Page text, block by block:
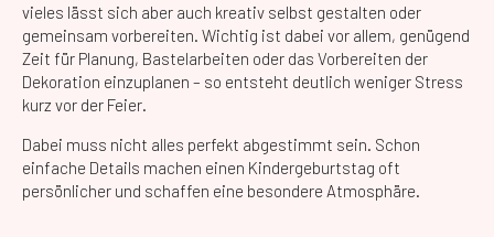
vieles lässt sich aber auch kreativ selbst gestalten oder
gemeinsam vorbereiten. Wichtig ist dabei vor allem, genügend
Zeit für Planung, Bastelarbeiten oder das Vorbereiten der
Dekoration einzuplanen – so entsteht deutlich weniger Stress
kurz vor der Feier.
Dabei muss nicht alles perfekt abgestimmt sein. Schon
einfache Details machen einen Kindergeburtstag oft
persönlicher und schaffen eine besondere Atmosphäre.